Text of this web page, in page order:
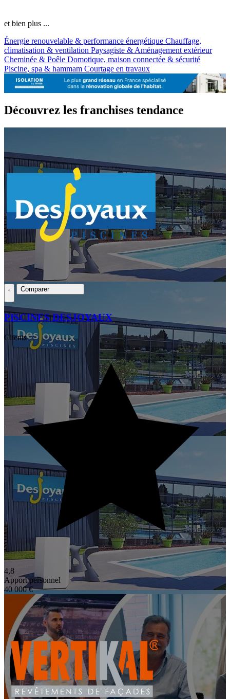
et bien plus ...
Énergie renouvelable & performance énergétique Chauffage,
climatisation & ventilation Paysagiste & Aménagement extérieur
Cheminée & Poêle Domotique, maison connectée & sécurité
Piscine, spa & hammam Courtage en travaux
Découvrez les franchises tendance
Comparer
PISCINES DESJOYAUX
Clients
4,8
Apport personnel
40 000 €